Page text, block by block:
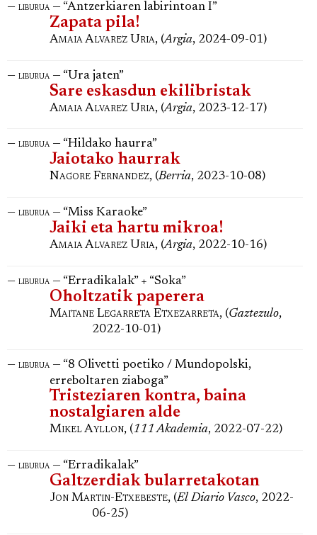
— liburua — “Antzerkiaren labirintoan I”
Zapata pila!
Amaia Alvarez Uria, (Argia, 2024-09-01)
— liburua — “Ura jaten”
Sare eskasdun ekilibristak
Amaia Alvarez Uria, (Argia, 2023-12-17)
— liburua — “Hildako haurra”
Jaiotako haurrak
Nagore Fernandez, (Berria, 2023-10-08)
— liburua — “Miss Karaoke”
Jaiki eta hartu mikroa!
Amaia Alvarez Uria, (Argia, 2022-10-16)
— liburua — “Erradikalak” + “Soka”
Oholtzatik paperera
Maitane Legarreta Etxezarreta, (Gaztezulo,
2022-10-01)
— liburua — “8 Olivetti poetiko / Mundopolski,
erreboltaren ziaboga”
Tristeziaren kontra, baina
nostalgiaren alde
Mikel Ayllon, (111 Akademia, 2022-07-22)
— liburua — “Erradikalak”
Galtzerdiak bularretakotan
Jon Martin-Etxebeste, (El Diario Vasco, 2022-
06-25)